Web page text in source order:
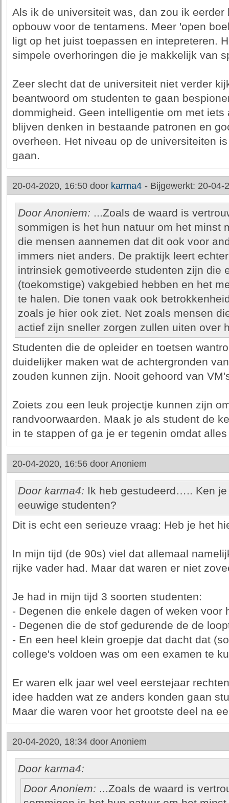
Als ik de universiteit was, dan zou ik
opbouw voor de tentamens. Meer 'open
ligt op het juist toepassen en intepreteren.
simpele overhoringen die je makkelijk van
Zeer slecht dat de universiteit niet verder
beantwoord om studenten te gaan
dommigheid. Geen intelligentie om met
blijven denken in bestaande patronen en
overheen. Het niveau op de universiteiten
gaan.
20-04-2020, 16:50 door karma4 - Bijgewerkt: 20-04-
Door Anoniem: ...Zoals de waard is
sommigen is het hun natuur om het minst
die mensen aannemen dat dit ook voor
immers niet anders. De praktijk leert
intrinsiek gemotiveerde studenten zijn die
(toekomstige) vakgebied hebben en het
te halen. Die tonen vaak ook
zoals je hier ook ziet. Net zoals mensen
actief zijn sneller zorgen zullen uiten over
Studenten die de opleider en toetsen
duidelijker maken wat de achtergronden
zouden kunnen zijn. Nooit gehoord van
Zoiets zou een leuk projectje kunnen zijn
randvoorwaarden. Maak je als student de
in te stappen of ga je er tegenin omdat
20-04-2020, 16:56 door Anoniem
Door karma4: Ik heb gestudeerd….. Ken
eeuwige studenten?
Dit is echt een serieuze vraag: Heb je het
In mijn tijd (de 90s) viel dat allemaal
rijke vader had. Maar dat waren er niet
Je had in mijn tijd 3 soorten studenten:
- Degenen die enkele dagen of weken voor
- Degenen die de stof gedurende de de
- En een heel klein groepje dat dacht dat
college's voldoen was om een examen te
Er waren elk jaar wel veel eerstejaar
idee hadden wat ze anders konden gaan
Maar die waren voor het grootste deel na
20-04-2020, 18:34 door Anoniem
Door karma4:
Door Anoniem: ...Zoals de waard is